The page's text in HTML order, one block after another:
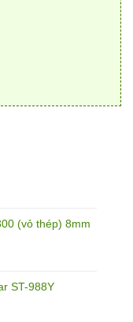
(vỏ thép) 8mm
ST-988Y